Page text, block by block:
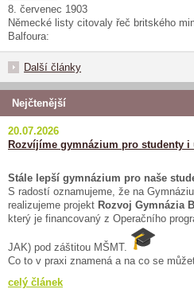
8. červenec 1903
Německé listy citovaly řeč britského
Balfoura:
Další články
Nejčtenější
20.07.2026
Rozvíjíme gymnázium pro studenty i
Stále lepší gymnázium pro naše
S radostí oznamujeme, že na
realizujeme projekt Rozvoj Gymnázia
který je financovaný z Operačního
JAK) pod záštitou MŠMT.
Co to v praxi znamená a na co se
celý článek